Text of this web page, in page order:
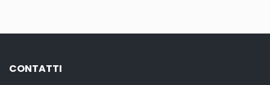
CONTATTI